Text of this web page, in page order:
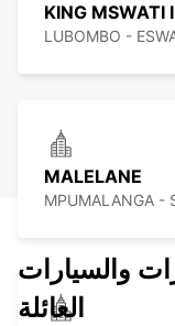
KING MSWATI
LUBOMBO -
MALELANE
MPUMALANGA -
والسيارات
العائلة